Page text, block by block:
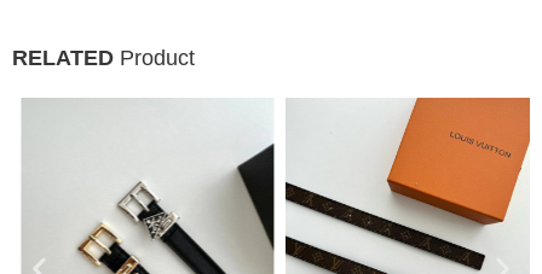
RELATED Product